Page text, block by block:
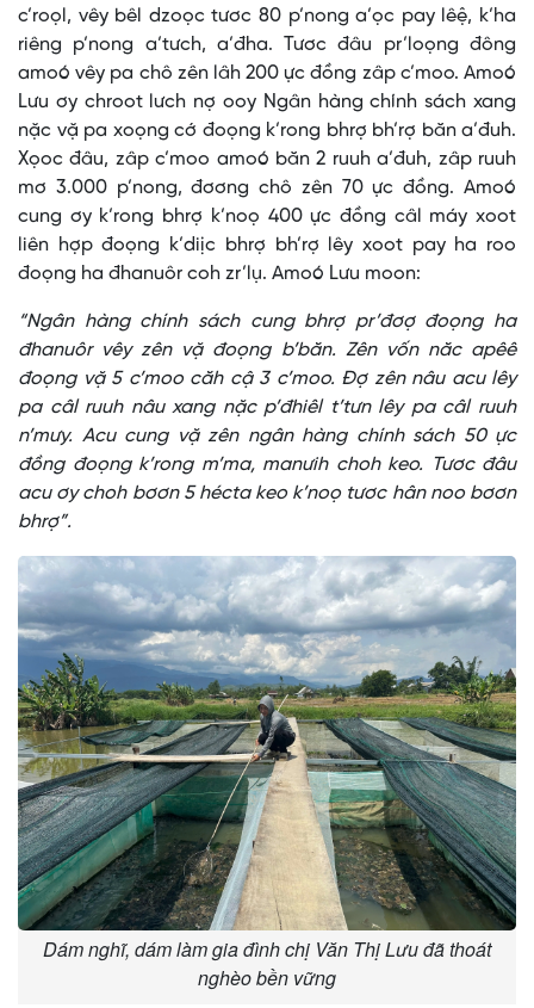
c’roọl, vêy bêl dzoọc tươc 80 p’nong a’ọc pay lêệ, k’ha
riêng p’nong a’tưch, a’đha. Tươc đâu pr’loọng đông
amoó vêy pa chô zên lâh 200 ực đồng zâp c’moo. Amoó
Lưu ơy chroot lưch nợ ooy Ngân hàng chính sách xang
nặc vặ pa xoọng cớ đoọng k’rong bhrợ bh’rợ băn a’đuh.
Xọoc đâu, zâp c’moo amoó băn 2 ruuh a’đuh, zâp ruuh
mơ 3.000 p’nong, đơơng chô zên 70 ực đồng. Amoó
cung ơy k’rong bhrợ k’noọ 400 ực đồng câl máy xoot
liên hợp đoọng k’diịc bhrợ bh’rợ lêy xoot pay ha roo
đoọng ha đhanuôr coh zr’lụ. Amoó Lưu moon:
“Ngân hàng chính sách cung bhrợ pr’đơợ đoọng ha
đhanuôr vêy zên vặ đoọng b’băn. Zên vốn năc apêê
đoọng vặ 5 c’moo căh cậ 3 c’moo. Đợ zên nâu acu lêy
pa câl ruuh nâu xang nặc p’đhiêl t’tưn lêy pa câl ruuh
n’mưy. Acu cung vặ zên ngân hàng chính sách 50 ực
đồng đoọng k’rong m’ma, manưih choh keo. Tươc đâu
acu ơy choh bơơn 5 hécta keo k’noọ tươc hân noo bơơn
bhrợ”.
Dám nghĩ, dám làm gia đình chị Văn Thị Lưu đã thoát
nghèo bền vững